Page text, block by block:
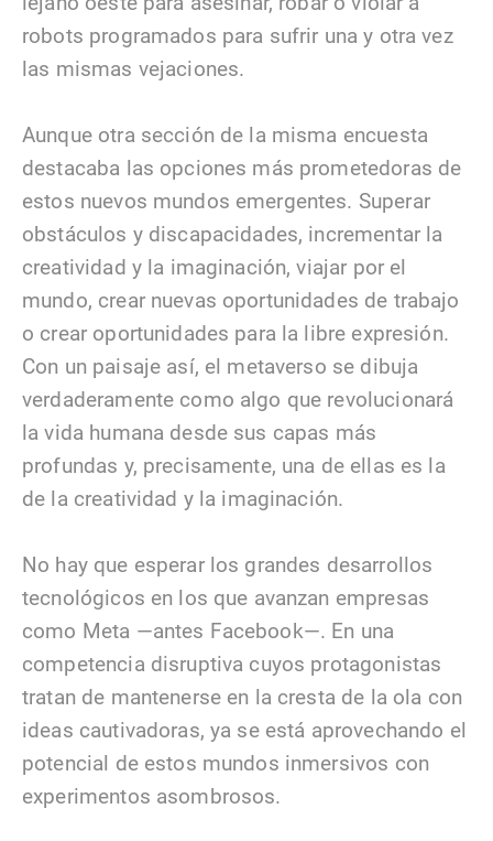
robots programados para sufrir una y otra vez
las mismas vejaciones.
Aunque otra sección de la misma encuesta
destacaba las opciones más prometedoras de
estos nuevos mundos emergentes. Superar
obstáculos y discapacidades, incrementar la
creatividad y la imaginación, viajar por el
mundo, crear nuevas oportunidades de trabajo
o crear oportunidades para la libre expresión.
Con un paisaje así, el metaverso se dibuja
verdaderamente como algo que revolucionará
la vida humana desde sus capas más
profundas y, precisamente, una de ellas es la
de la creatividad y la imaginación.
No hay que esperar los grandes desarrollos
tecnológicos en los que avanzan empresas
como Meta —antes Facebook—. En una
competencia disruptiva cuyos protagonistas
tratan de mantenerse en la cresta de la ola con
ideas cautivadoras, ya se está aprovechando el
potencial de estos mundos inmersivos con
experimentos asombrosos.